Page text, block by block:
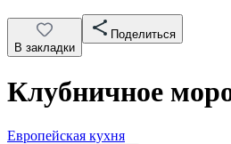
В закладки
Поделиться
Клубничное
Европейская кухня